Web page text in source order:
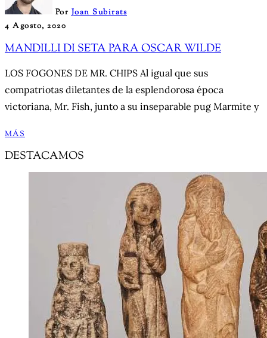
PorJoan Subirats
4 Agosto, 2020
MANDILLI DI SETA PARA OSCAR WILDE
LOS FOGONES DE MR. CHIPS Al igual que sus
compatriotas diletantes de la esplendorosa época
victoriana, Mr. Fish, junto a su inseparable pug Marmite y
MÁS
DESTACAMOS